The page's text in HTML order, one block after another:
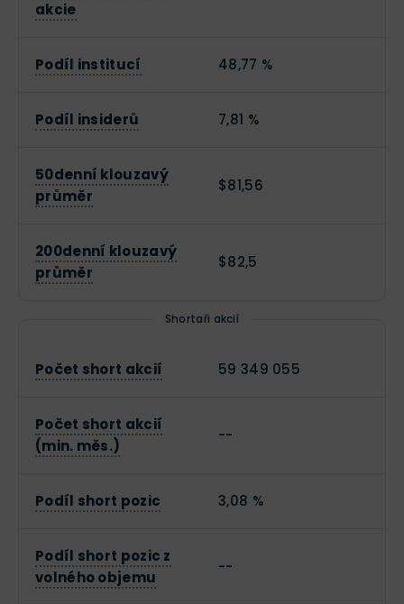
akcie
Podíl institucí 48,77 %
Podíl insiderů 7,81 %
50denní klouzavý
průměr
$81,56
200denní klouzavý
průměr
$82,5
Shortaři akcií
Počet short akcií 59 349 055
Počet short akcií
(min. měs.)
--
Podíl short pozic 3,08 %
Podíl short pozic z
volného objemu
--